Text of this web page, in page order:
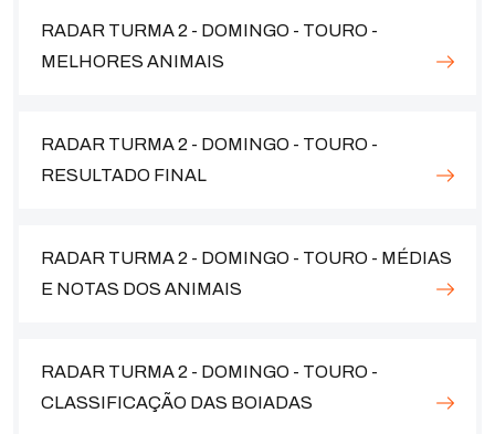
RADAR TURMA 2 - DOMINGO - TOURO -
MELHORES ANIMAIS
RADAR TURMA 2 - DOMINGO - TOURO -
RESULTADO FINAL
RADAR TURMA 2 - DOMINGO - TOURO - MÉDIAS
E NOTAS DOS ANIMAIS
RADAR TURMA 2 - DOMINGO - TOURO -
CLASSIFICAÇÃO DAS BOIADAS